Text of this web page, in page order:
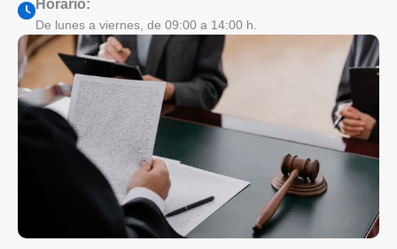
Horario:
De lunes a viernes, de 09:00 a 14:00 h.